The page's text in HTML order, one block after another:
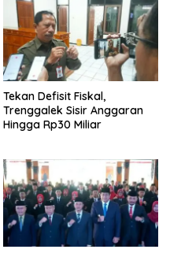
Tekan Defisit Fiskal,
Trenggalek Sisir Anggaran
Hingga Rp30 Miliar